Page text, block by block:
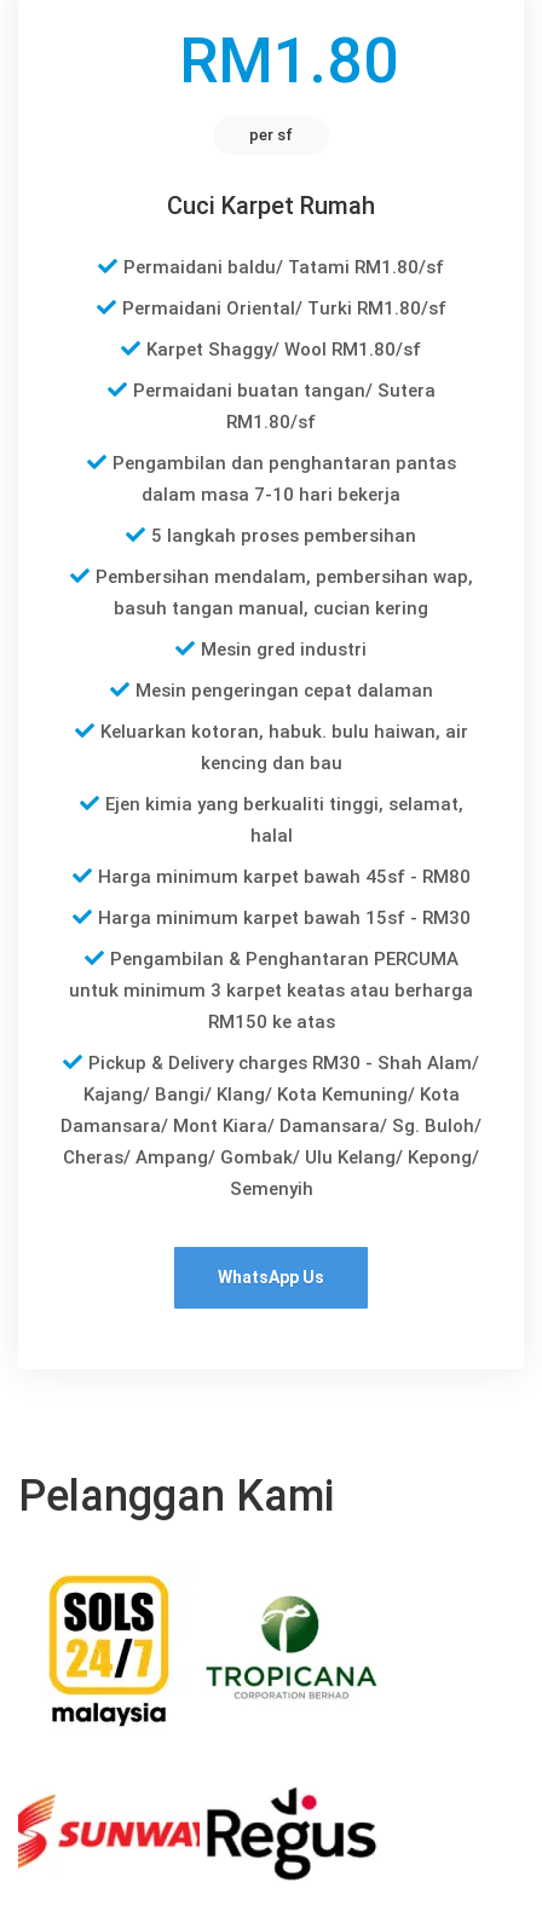
RM1.80
per sf
Cuci Karpet Rumah
Permaidani baldu/ Tatami RM1.80/sf
Permaidani Oriental/ Turki RM1.80/sf
Karpet Shaggy/ Wool RM1.80/sf
Permaidani buatan tangan/ Sutera
RM1.80/sf
Pengambilan dan penghantaran pantas
dalam masa 7-10 hari bekerja
5 langkah proses pembersihan
Pembersihan mendalam, pembersihan wap,
basuh tangan manual, cucian kering
Mesin gred industri
Mesin pengeringan cepat dalaman
Keluarkan kotoran, habuk. bulu haiwan, air
kencing dan bau
Ejen kimia yang berkualiti tinggi, selamat,
halal
Harga minimum karpet bawah 45sf - RM80
Harga minimum karpet bawah 15sf - RM30
Pengambilan & Penghantaran PERCUMA
untuk minimum 3 karpet keatas atau berharga
RM150 ke atas
Pickup & Delivery charges RM30 - Shah Alam/
Kajang/ Bangi/ Klang/ Kota Kemuning/ Kota
Damansara/ Mont Kiara/ Damansara/ Sg. Buloh/
Cheras/ Ampang/ Gombak/ Ulu Kelang/ Kepong/
Semenyih
WhatsApp Us
Pelanggan Kami